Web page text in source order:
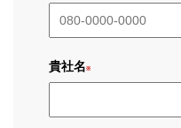
貴社名